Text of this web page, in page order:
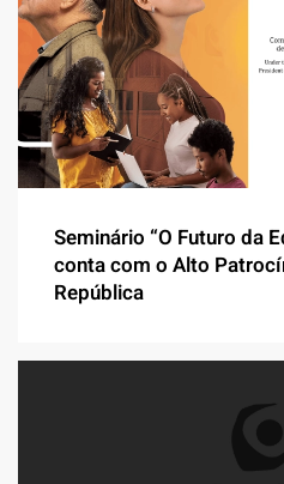
Seminário “O Futuro da
conta com o Alto
República